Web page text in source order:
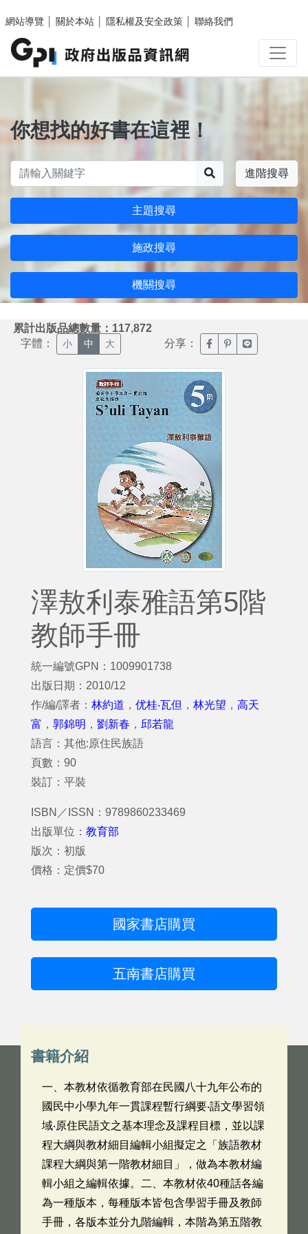
網站導覽
關於本站 隱私權及安全政策 聯絡我們
你想找的好書在這裡！
進階搜尋
主題搜尋
施政搜尋
機關搜尋
累計出版品總數量：117,872
字體： 小 中 大 分享： 臉書分享(另開新視窗)
噗浪分享(另開新
Line分享(另
澤敖利泰雅語第5階
教師手冊
統一編號GPN：1009901738
出版日期：2010/12
作/編/譯者： 林約道 ， 优桂‧瓦但 ， 林光望 ， 高天
富 ， 郭錦明 ， 劉新春 ， 邱若龍
語言：其他:原住民族語
頁數：90
裝訂：平裝
ISBN／ISSN：9789860233469
出版單位： 教育部
版次：初版
價格：定價$70
國家書店購買
五南書店購買
書籍介紹
一、本教材依循教育部在民國八十九年公布的
國民中小學九年一貫課程暫行綱要‧語文學習領
域‧原住民語文之基本理念及課程目標，並以課
程大綱與教材細目編輯小組擬定之「族語教材
課程大綱與第一階教材細目」，做為本教材編
輯小組之編輯依據。二、本教材依40種話各編
為一種版本，每種版本皆包含學習手冊及教師
手冊，各版本並分九階編輯，本階為第五階教